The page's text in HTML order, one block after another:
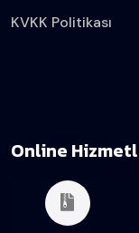
KVKK Politikası
Online